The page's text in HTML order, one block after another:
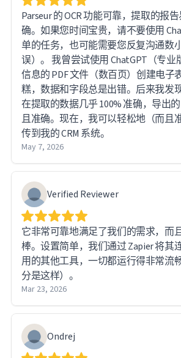
Parseur 的 OCR 功能可靠，提取的报
确。如果您时间宝贵，请不要使用
单的任务，也可能需要您反复沟通数
误）。 我曾尝试使用 ChatGPT（专
信息的 PDF 文件（数百页）创建电子
糕，数据和字段总是出错。后来我发
在提取的数据几乎 100% 准确，导出
且准确。现在，我可以轻松地（而且
传到我的 CRM 系统。
May 7, 2026
Verified Reviewer
它非常可靠地满足了我们的需求，而
棒。设置简单，我们通过 Zapier 将其
用的其他工具，一切都运行得非常流
分是这样）。
Mar 23, 2026
Ondrej